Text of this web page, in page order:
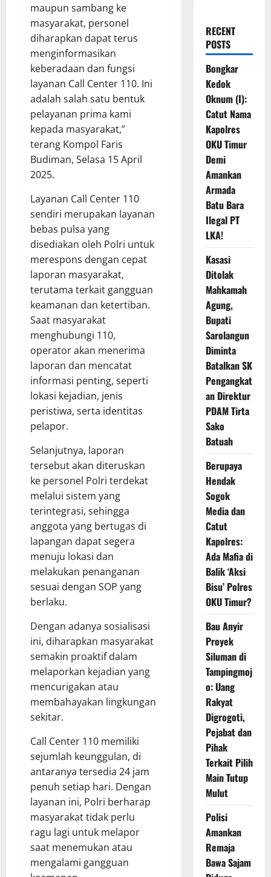
maupun sambang ke
masyarakat, personel
diharapkan dapat terus
menginformasikan
keberadaan dan fungsi
layanan Call Center 110. Ini
adalah salah satu bentuk
pelayanan prima kami
kepada masyarakat,”
terang Kompol Faris
Budiman, Selasa 15 April
2025.
Layanan Call Center 110
sendiri merupakan layanan
bebas pulsa yang
disediakan oleh Polri untuk
merespons dengan cepat
laporan masyarakat,
terutama terkait gangguan
keamanan dan ketertiban.
Saat masyarakat
menghubungi 110,
operator akan menerima
laporan dan mencatat
informasi penting, seperti
lokasi kejadian, jenis
peristiwa, serta identitas
pelapor.
Selanjutnya, laporan
tersebut akan diteruskan
ke personel Polri terdekat
melalui sistem yang
terintegrasi, sehingga
anggota yang bertugas di
lapangan dapat segera
menuju lokasi dan
melakukan penanganan
sesuai dengan SOP yang
berlaku.
Dengan adanya sosialisasi
ini, diharapkan masyarakat
semakin proaktif dalam
melaporkan kejadian yang
mencurigakan atau
membahayakan lingkungan
sekitar.
Call Center 110 memiliki
sejumlah keunggulan, di
antaranya tersedia 24 jam
penuh setiap hari. Dengan
layanan ini, Polri berharap
masyarakat tidak perlu
ragu lagi untuk melapor
saat menemukan atau
mengalami gangguan
RECENT
POSTS
Bongkar
Kedok
Oknum (I):
Catut Nama
Kapolres
OKU Timur
Demi
Amankan
Armada
Batu Bara
Ilegal PT
LKA!
Kasasi
Ditolak
Mahkamah
Agung,
Bupati
Sarolangun
Diminta
Batalkan SK
Pengangkat
an Direktur
PDAM Tirta
Sako
Batuah
Berupaya
Hendak
Sogok
Media dan
Catut
Kapolres:
Ada Mafia di
Balik ‘Aksi
Bisu’ Polres
OKU Timur?
Bau Anyir
Proyek
Siluman di
Tampingmoj
o: Uang
Rakyat
Digrogoti,
Pejabat dan
Pihak
Terkait Pilih
Main Tutup
Mulut
Polisi
Amankan
Remaja
Bawa Sajam